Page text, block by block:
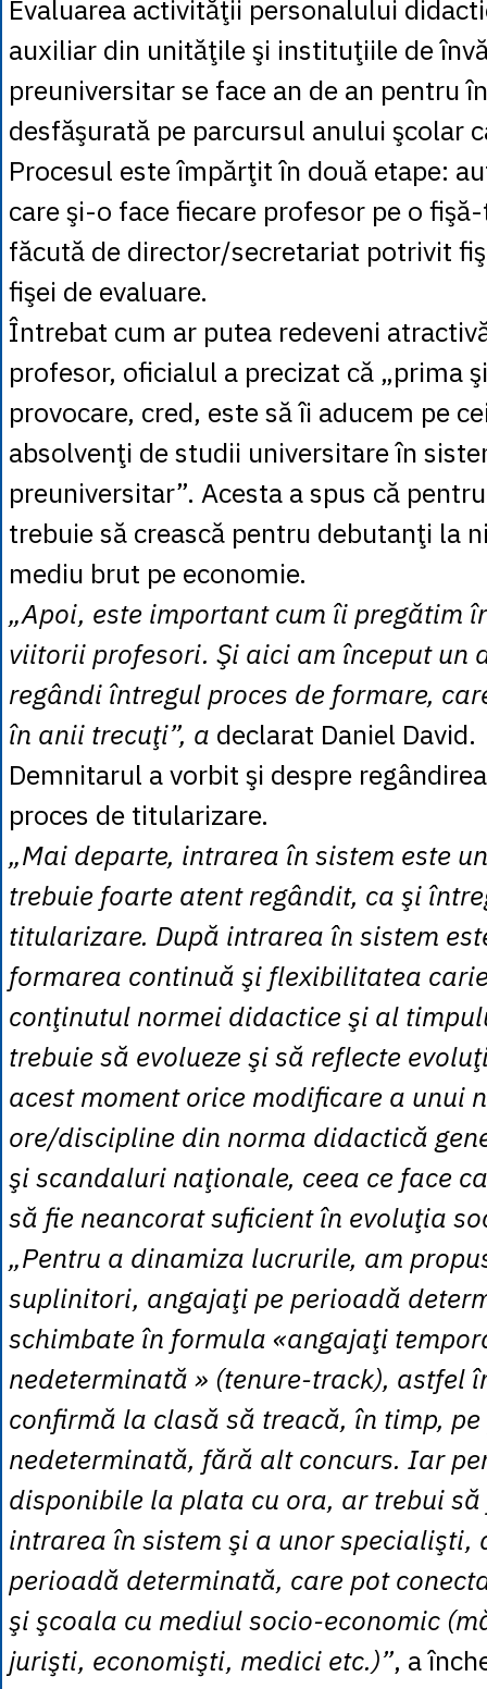
Evaluarea activităţii personalului
auxiliar din unităţile şi instituţiile de
preuniversitar se face an de an pentru
desfăşurată pe parcursul anului şcolar
Procesul este împărţit în două etape:
care şi-o face fiecare profesor pe o
făcută de director/secretariat potrivit
fişei de evaluare.
Întrebat cum ar putea redeveni
profesor, oficialul a precizat că „prima
provocare, cred, este să îi aducem pe
absolvenţi de studii universitare în
preuniversitar”. Acesta a spus că
trebuie să crească pentru debutanţi la
mediu brut pe economie.
„Apoi, este important cum îi pregătim
viitorii profesori. Şi aici am început un
regândi întregul proces de formare,
în anii trecuţi”, a declarat Daniel David.
Demnitarul a vorbit şi despre
proces de titularizare.
„Mai departe, intrarea în sistem este
trebuie foarte atent regândit, ca şi
titularizare. După intrarea în sistem
formarea continuă şi flexibilitatea
conţinutul normei didactice şi al
trebuie să evolueze şi să reflecte
acest moment orice modificare a unui
ore/discipline din norma didactică
şi scandaluri naţionale, ceea ce face
să fie neancorat suficient în evoluţia
„Pentru a dinamiza lucrurile, am
suplinitori, angajaţi pe perioadă
schimbate în formula «angajaţi
nedeterminată » (tenure-track), astfel
confirmă la clasă să treacă, în timp,
nedeterminată, fără alt concurs. Iar
disponibile la plata cu ora, ar trebui
intrarea în sistem şi a unor specialişti,
perioadă determinată, care pot
şi şcoala cu mediul socio-economic
jurişti, economişti, medici etc.)”, a